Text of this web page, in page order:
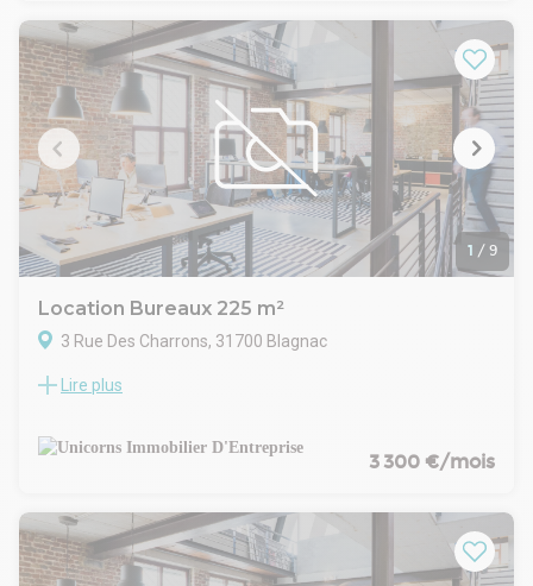
composée de bureaux, d'open space, d'une salle de réunion,
d'un accueil et de locaux sociaux : Kitchenette, WC
homme/Femme, douche
- Atelier/dépôt : 130 m² avec une porte sectionnelle 4,80m
(L) x 4,50m (H). Hauteur maximale de 6m utile
- Terrain : 1684 m² offrant un accès camion et des places de
parking VL. Stockage extérieur possible.
1 / 9
Location Bureaux 225 m²
3 Rue Des Charrons, 31700 Blagnac
Unicorns immobilier d'entreprise vous propose à la location
indépendant avec 1 étage. Idéalement situé à proximité du
Centre Commercial de Blagnac, vos futurs bureaux seront
Le secteur bénéficie d'une excellente desserte en transports
routiers et communs (Voie Lactée, tramway et bus) et est à
proximité de nombreux services et commodités
Lire plus
3 300 €/mois